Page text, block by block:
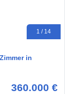
1 / 14
in
360.000 €